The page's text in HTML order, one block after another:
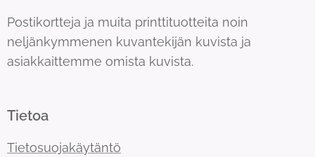
Postikortteja ja muita printtituotteita noin
neljänkymmenen kuvantekijän kuvista ja
asiakkaittemme omista kuvista.
Tietoa
Tietosuojakäytäntö